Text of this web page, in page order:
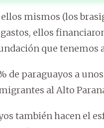
mismos (los
ellos
que tenemos
de paraguayos a
al Alto
también hacen el